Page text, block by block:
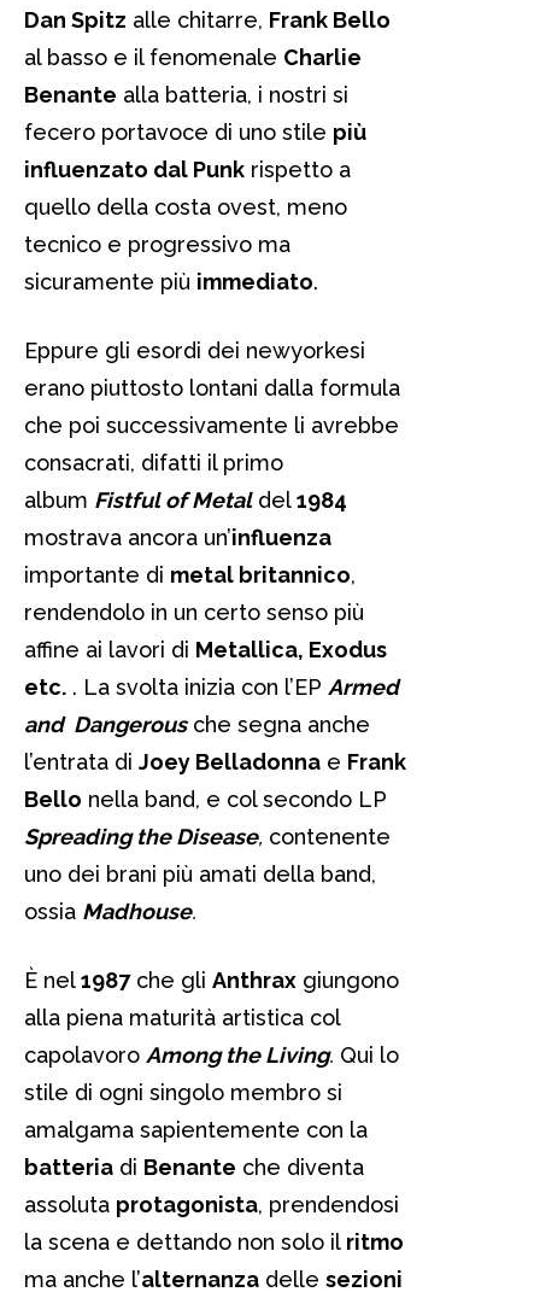
Dan Spitz alle chitarre, Frank Bello
al basso e il fenomenale Charlie
Benante alla batteria, i nostri si
fecero portavoce di uno stile più
influenzato dal Punk rispetto a
quello della costa ovest, meno
tecnico e progressivo ma
sicuramente più immediato.
Eppure gli esordi dei newyorkesi
erano piuttosto lontani dalla formula
che poi successivamente li avrebbe
consacrati, difatti il primo
album Fistful of Metal del1984
mostrava ancora un’influenza
importante di metal britannico,
rendendolo in un certo senso più
affine ai lavori di Metallica, Exodus
etc. . La svolta inizia con l’EP Armed
and Dangerous che segna anche
l’entrata di Joey Belladonna e Frank
Bello nella band, e col secondo LP
Spreading the Disease, contenente
uno dei brani più amati della band,
ossia Madhouse.
È nel1987che gli Anthrax giungono
alla piena maturità artistica col
capolavoro Among the Living. Qui lo
stile di ogni singolo membro si
amalgama sapientemente con la
batteria di Benante che diventa
assoluta protagonista, prendendosi
la scena e dettando non solo il ritmo
ma anche l’alternanza delle sezioni